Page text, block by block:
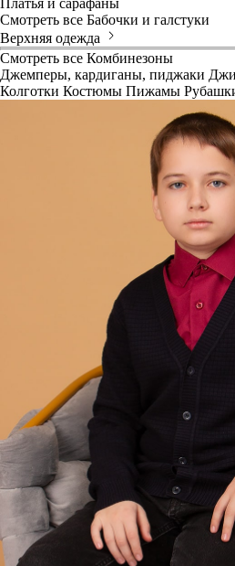
Смотреть все Бабочки и галстуки
Верхняя одежда
Смотреть все Комбинезоны
Джемперы, кардиганы, пиджаки
Колготки Костюмы Пижамы